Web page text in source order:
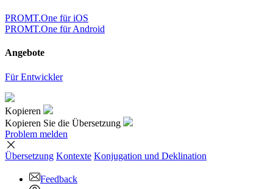
PROMT.One für iOS
PROMT.One für Android
Angebote
Für Entwickler
Kopieren
Kopieren Sie die Übersetzung
Problem melden
Übersetzung Kontexte Konjugation und Deklination
Feedback